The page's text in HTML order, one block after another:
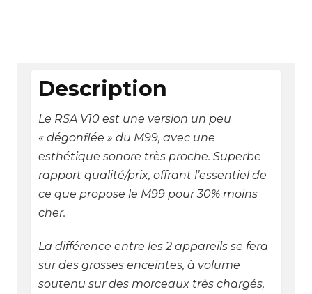
Description
Le RSA V10 est une version un peu
« dégonflée » du M99, avec une
esthétique sonore très proche. Superbe
rapport qualité/prix, offrant l’essentiel de
ce que propose le M99 pour 30% moins
cher.
La différence entre les 2 appareils se fera
sur des grosses enceintes, à volume
soutenu sur des morceaux très chargés,